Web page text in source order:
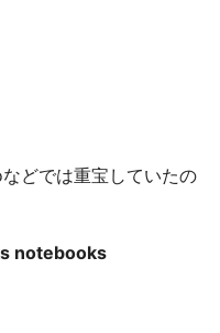
どでは重宝していたの
notebooks